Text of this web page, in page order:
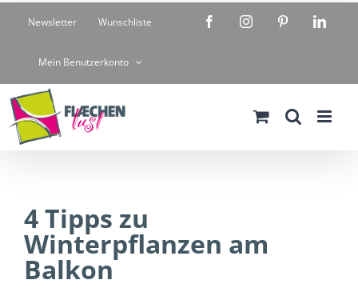
springen
Newsletter Wunschliste
Mein Benutzerkonto
FacebookInstagramPinterest
4 Tipps zu
Winterpflanzen am
Balkon